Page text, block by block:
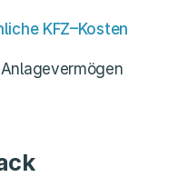
KFZ–Kosten